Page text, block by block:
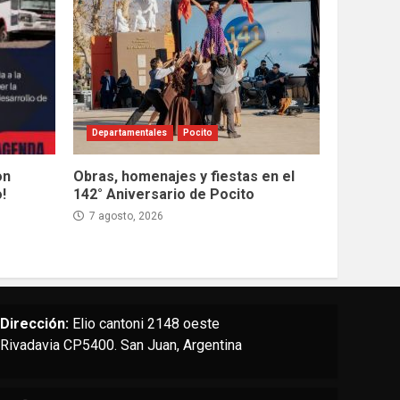
Departamentales Pocito
Obras, homenajes y fiestas en el
142° Aniversario de Pocito
7 agosto, 2026
Dirección:Elio cantoni 2148 oeste
Rivadavia CP5400. San Juan, Argentina